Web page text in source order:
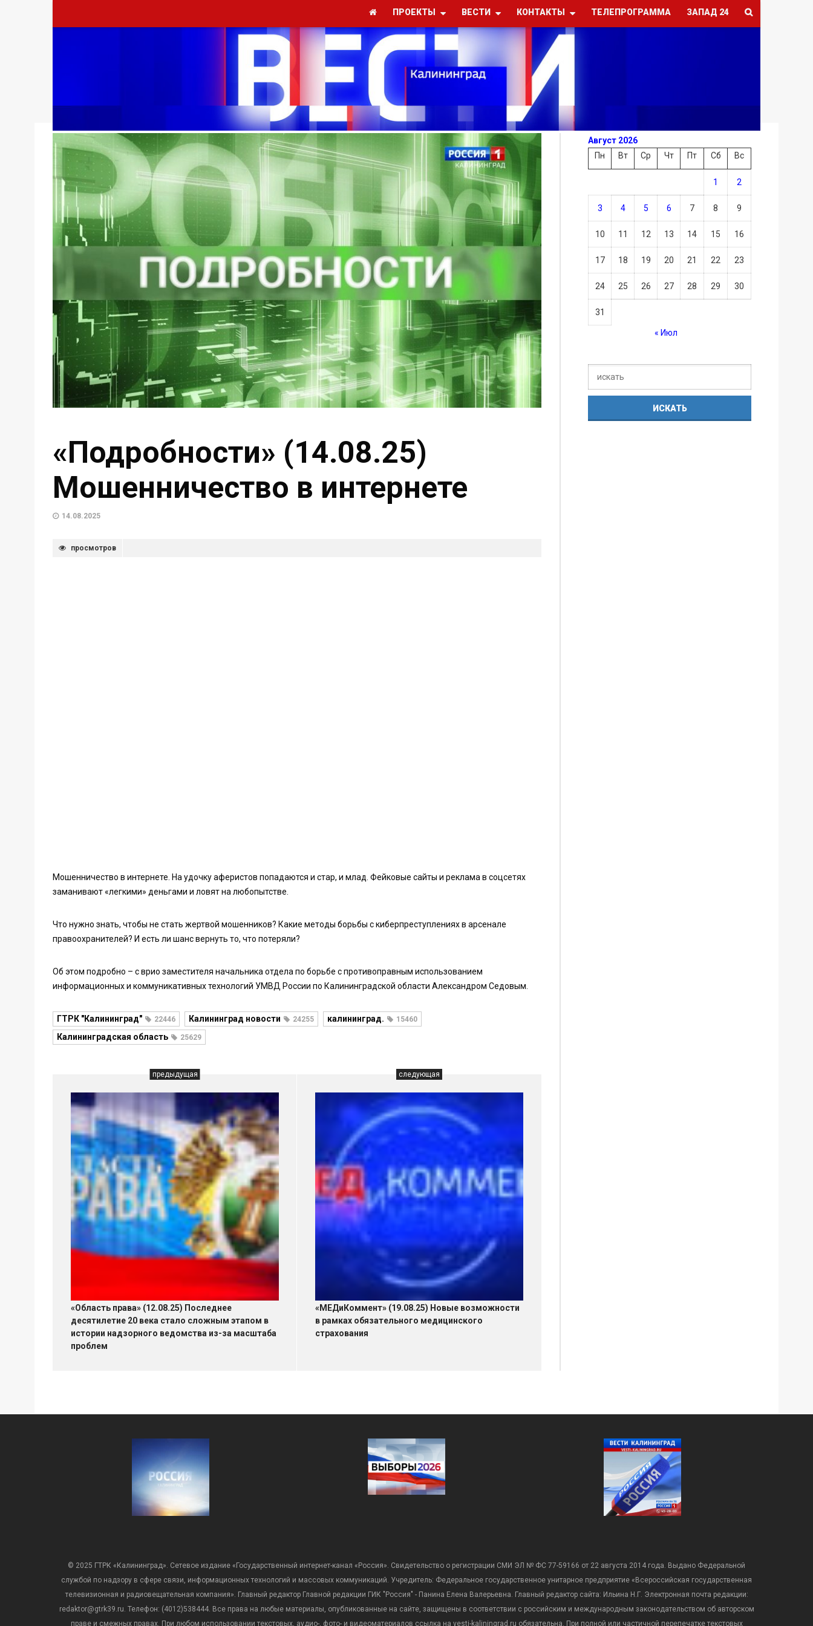
ПРОЕКТЫ ВЕСТИ КОНТАКТЫ ТЕЛЕПРОГРАММА ЗАПАД 24
«Подробности» (14.08.25)
Мошенничество в интернете
14.08.2025
просмотров
Мошенничество в интернете. На удочку аферистов попадаются и стар, и млад. Фейковые сайты и реклама в соцсетях
заманивают «легкими» деньгами и ловят на любопытстве.
Что нужно знать, чтобы не стать жертвой мошенников? Какие методы борьбы с киберпреступлениях в арсенале
правоохранителей? И есть ли шанс вернуть то, что потеряли?
Об этом подробно – с врио заместителя начальника отдела по борьбе с противоправным использованием
информационных и коммуникативных технологий УМВД России по Калининградской области Александром Седовым.
ГТРК "Калининград" 22446 Калининград новости 24255 калининград. 15460
Калининградская область 25629
предыдущая
«Область права» (12.08.25) Последнее
десятилетие 20 века стало сложным этапом в
истории надзорного ведомства из-за масштаба
проблем
следующая
«МЕДиКоммент» (19.08.25) Новые возможности
в рамках обязательного медицинского
страхования
Август 2026
Пн
Вт Ср Чт Пт Сб Вс
1 2
3 4 5 6 7 8 9
10 11 12 13 14 15 16
17 18 19 20 21 22 23
24 25 26 27 28 29 30
31
« Июл
© 2025 ГТРК «Калининград». Сетевое издание «Государственный интернет-канал «Россия». Свидетельство о регистрации СМИ ЭЛ № ФС 77-59166 от 22 августа 2014 года. Выдано Федеральной
службой по надзору в сфере связи, информационных технологий и массовых коммуникаций. Учредитель: Федеральное государственное унитарное предприятие «Всероссийская государственная
телевизионная и радиовещательная компания». Главный редактор Главной редакции ГИК "Россия" - Панина Елена Валерьевна. Главный редактор сайта: Ильина Н.Г. Электронная почта редакции:
redaktor@gtrk39.ru. Телефон: (4012)538444. Все права на любые материалы, опубликованные на сайте, защищены в соответствии с российским и международным законодательством об авторском
праве и смежных правах. При любом использовании текстовых, аудио-, фото- и видеоматериалов ссылка на vesti-kaliningrad.ru обязательна. При полной или частичной перепечатке текстовых